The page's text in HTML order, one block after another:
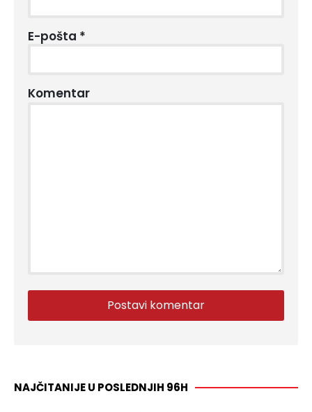
E-pošta *
Komentar
NAJČITANIJE U POSLEDNJIH 96H